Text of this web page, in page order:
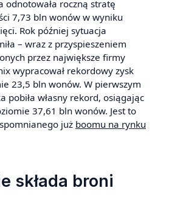
odnotowała roczną stratę
7,73 bln wonów w wyniku
Rok później sytuacja
– wraz z przyspieszeniem
przez największe firmy
wypracował rekordowy zysk
23,5 bln wonów. W pierwszym
pobiła własny rekord, osiągając
37,61 bln wonów. Jest to
już boomu na rynku
składa broni